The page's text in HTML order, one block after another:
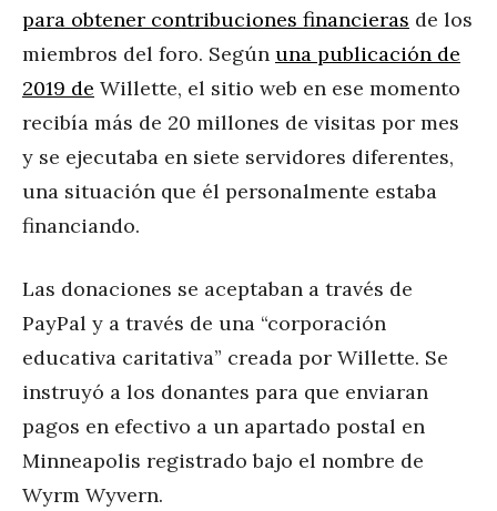
para obtener contribuciones financieras de los
miembros del foro. Según una publicación de
2019 de Willette, el sitio web en ese momento
recibía más de 20 millones de visitas por mes
y se ejecutaba en siete servidores diferentes,
una situación que él personalmente estaba
financiando.
Las donaciones se aceptaban a través de
PayPal y a través de una “corporación
educativa caritativa” creada por Willette. Se
instruyó a los donantes para que enviaran
pagos en efectivo a un apartado postal en
Minneapolis registrado bajo el nombre de
Wyrm Wyvern.